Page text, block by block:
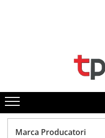
1. Piese & Accesorii Tractoare
1.1. Cabina & Caroserie
1.1.1. Geamuri
Marca Producatori